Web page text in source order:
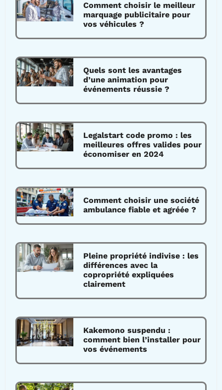
Comment choisir le meilleur
marquage publicitaire pour
vos véhicules ?
Quels sont les avantages
d’une animation pour
événements réussie ?
Legalstart code promo : les
meilleures offres valides pour
économiser en 2024
Comment choisir une société
ambulance fiable et agréée ?
Pleine propriété indivise : les
différences avec la
copropriété expliquées
clairement
Kakemono suspendu :
comment bien l’installer pour
vos événements